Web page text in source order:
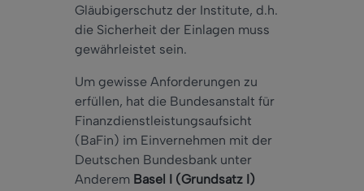
Gläubigerschutz der Institute, d.h.
die Sicherheit der Einlagen muss
gewährleistet sein.
Um gewisse Anforderungen zu
erfüllen, hat die Bundesanstalt für
Finanzdienstleistungsaufsicht
(BaFin) im Einvernehmen mit der
Deutschen Bundesbank unter
Anderem Basel I (Grundsatz I)